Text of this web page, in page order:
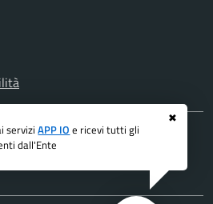
✖
serviziAPP IO e ricevi tutti gli
dall'Ente